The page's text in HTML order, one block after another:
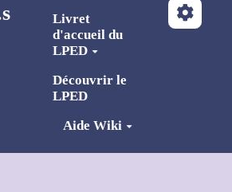
Livret
d'accueil du
LPED
Découvrir le
LPED
Aide Wiki